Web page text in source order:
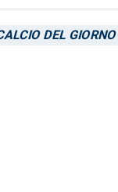
giusto e
DEL GIORNO